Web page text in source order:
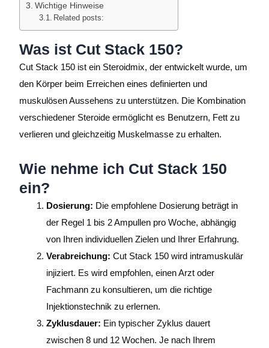
Wichtige Hinweise
Related posts:
Was ist Cut Stack 150?
Cut Stack 150 ist ein Steroidmix, der entwickelt wurde, um
den Körper beim Erreichen eines definierten und
muskulösen Aussehens zu unterstützen. Die Kombination
verschiedener Steroide ermöglicht es Benutzern, Fett zu
verlieren und gleichzeitig Muskelmasse zu erhalten.
Wie nehme ich Cut Stack 150
ein?
Dosierung: Die empfohlene Dosierung beträgt in
der Regel 1 bis 2 Ampullen pro Woche, abhängig
von Ihren individuellen Zielen und Ihrer Erfahrung.
Verabreichung: Cut Stack 150 wird intramuskulär
injiziert. Es wird empfohlen, einen Arzt oder
Fachmann zu konsultieren, um die richtige
Injektionstechnik zu erlernen.
Zyklusdauer: Ein typischer Zyklus dauert
zwischen 8 und 12 Wochen. Je nach Ihrem